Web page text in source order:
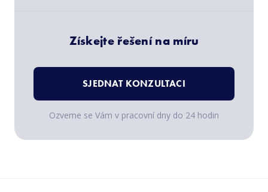
Získejte řešení na míru
Ozveme se Vám v pracovní dny do 24 hodin
SJEDNAT KONZULTACI